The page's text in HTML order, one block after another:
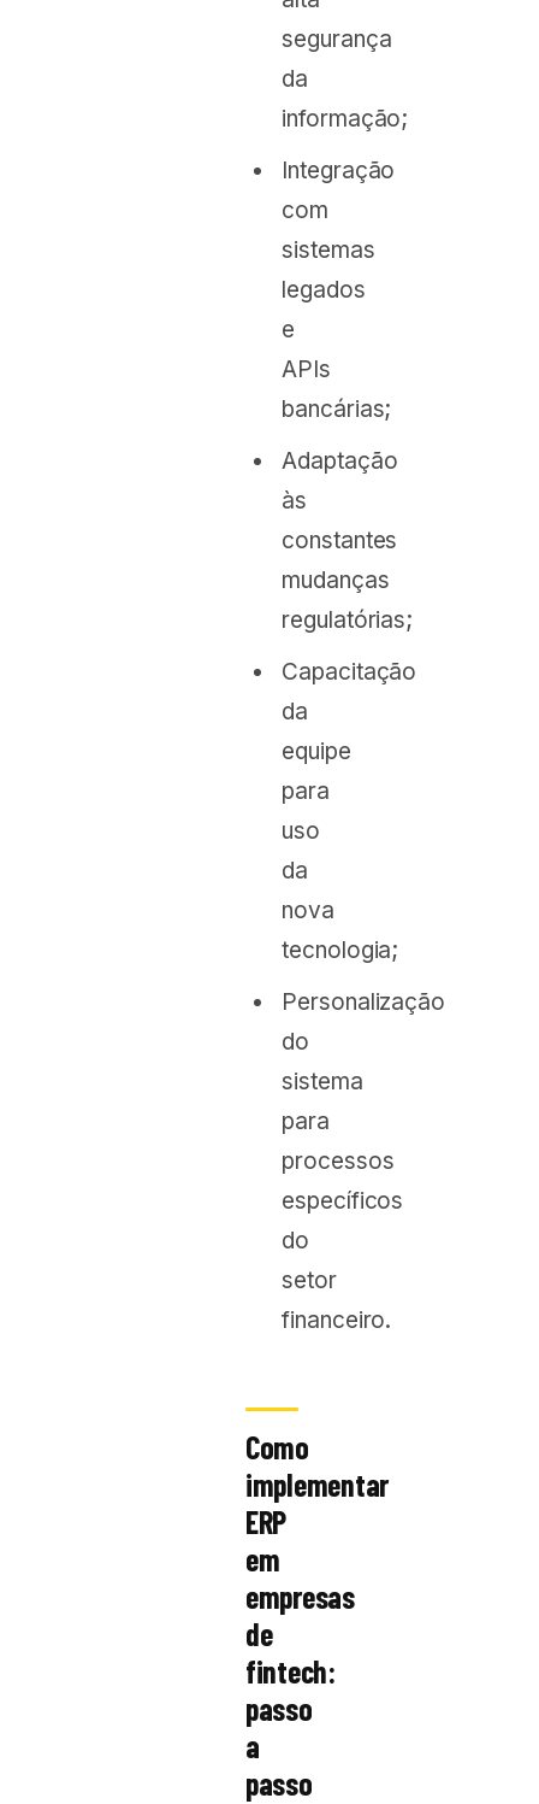
segurança
da
informação;
Integração
com
sistemas
legados
e
APIs
bancárias;
Adaptação
às
constantes
mudanças
regulatórias;
Capacitação
da
equipe
para
uso
da
nova
tecnologia;
Personalização
do
sistema
para
processos
específicos
do
setor
financeiro.
Como
implementar
ERP
em
empresas
de
fintech:
passo
a
passo